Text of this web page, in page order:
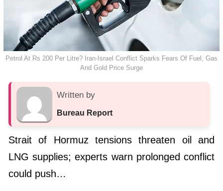
Petrol At Rs 200 Per Litre? Iran-Israel Conflict Sparks Fears Of Fuel, Gas
And Gold Price Surge
Written by
Bureau Report
Strait of Hormuz tensions threaten oil and
LNG supplies; experts warn prolonged conflict
could push…